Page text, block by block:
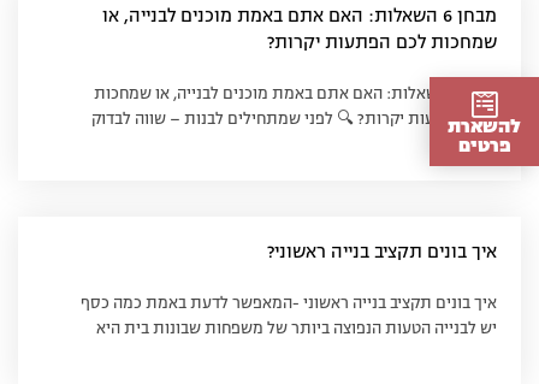
מבחן 6 השאלות: האם אתם באמת מוכנים לבנייה, או
שמחכות לכם הפתעות יקרות?
מבחן 6 השאלות: האם אתם באמת מוכנים לבנייה, או שמחכות
לכם הפתעות יקרות? 🔍 לפני שמתחילים לבנות – שווה לבדוק
איך בונים תקציב בנייה ראשוני?
איך בונים תקציב בנייה ראשוני -המאפשר לדעת באמת כמה כסף
יש לבנייה הטעות הנפוצה ביותר של משפחות שבונות בית היא
להשארת
פרטים